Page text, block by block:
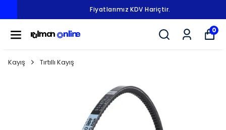
Fiyatlarımız KDV Hariçtir.
0
Kayış Tırtıllı Kayış